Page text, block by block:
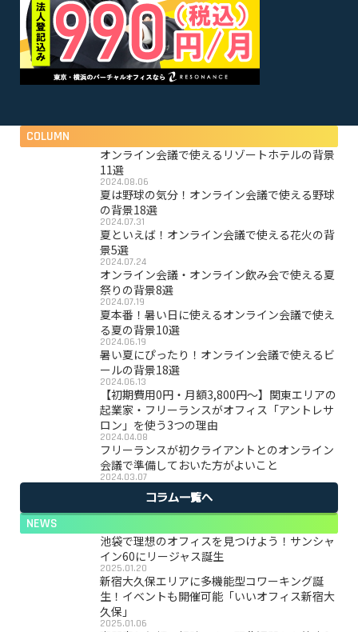
COLUMN
オンライン会議で使えるリゾートホテルの背景
11選
2024.08.06
夏は野球の気分！オンライン会議で使える野球
の背景18選
2024.07.31
夏といえば！オンライン会議で使える花火の背
景5選
2024.07.24
オンライン会議・オンライン飲み会で使える夏
祭りの背景8選
2024.07.19
夏本番！暑い日に使えるオンライン会議で使え
る夏の背景10選
2024.06.19
暑い夏にぴったり！オンライン会議で使えるビ
ールの背景18選
2024.06.13
【初期費用0円・月額3,800円〜】関東エリアの
起業家・フリーランスがオフィス「アントレサ
ロン」を使う3つの理由
2024.04.08
フリーランスが初クライアントとのオンライン
会議で準備しておいた方がよいこと
2024.03.07
コラム一覧へ
NEWS
池袋で理想のオフィスを見つけよう！サンシャ
イン60にリージャス誕生
2025.01.20
新宿大久保エリアに多機能型コワーキング誕
生！イベントも開催可能「いいオフィス新宿大
久保」
2025.01.06